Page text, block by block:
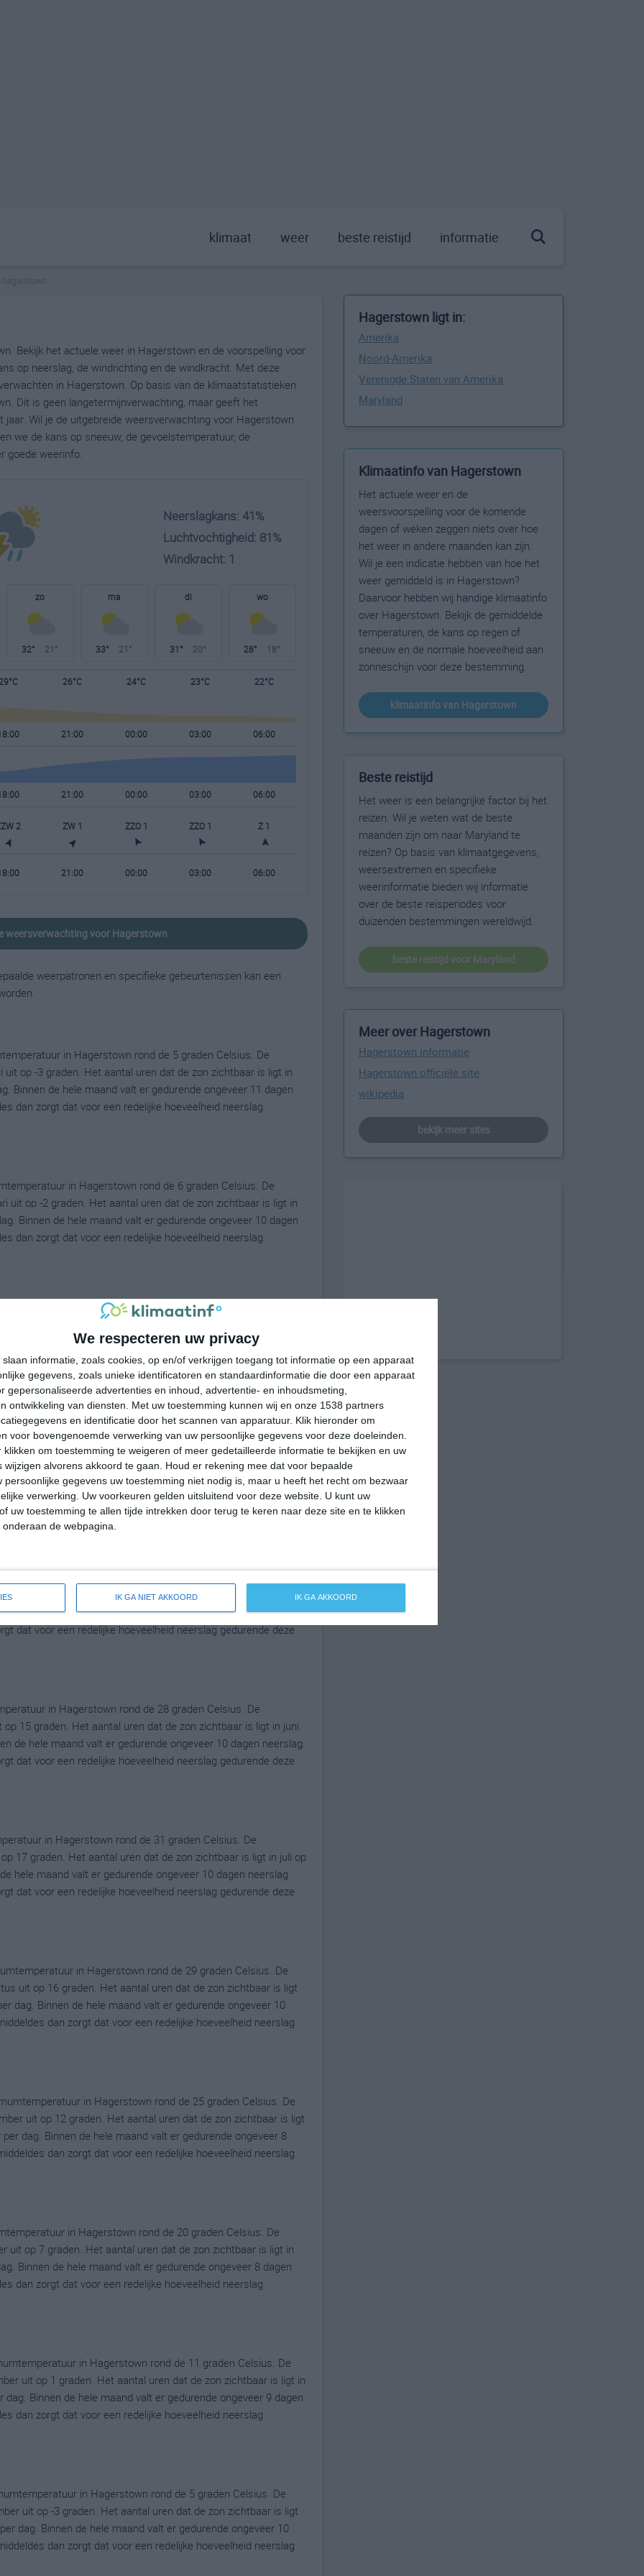
We respecteren uw privacy
slaan informatie, zoals cookies, op en/of verkrijgen toegang tot informatie op een apparaat
gegevens, zoals unieke identificatoren en standaardinformatie die door een apparaat
gepersonaliseerde advertenties en inhoud, advertentie- en inhoudsmeting,
ontwikkeling van diensten.
Met uw toestemming kunnen wij en onze 1538 partners
en identificatie door het scannen van apparatuur. Klik hieronder om
voor bovengenoemde verwerking van uw persoonlijke gegevens voor deze doeleinden.
klikken om toestemming te weigeren of meer gedetailleerde informatie te bekijken en uw
alvorens akkoord te gaan.
Houd er rekening mee dat voor bepaalde
persoonlijke gegevens uw toestemming niet nodig is, maar u heeft het recht om bezwaar
verwerking. Uw voorkeuren gelden uitsluitend voor deze website. U kunt uw
uw toestemming te allen tijde intrekken door terug te keren naar deze site en te klikken
de webpagina.
IK GA NIET AKKOORD IK GA AKKOORD
klimaat weer beste reistijd informatie
Bekijk het actuele weer in Hagerstown en de voorspelling voor
op neerslag, de windrichting en de windkracht. Met deze
in Hagerstown. Op basis van de klimaatstatistieken
Dit is geen langetermijnverwachting, maar geeft het
Wil je de uitgebreide weersverwachting voor Hagerstown
we de kans op sneeuw, de gevoelstemperatuur, de
goede weerinfo.
Neerslagkans: 41%
Luchtvochtigheid: 81%
Windkracht: 1
zo
32° 21°
ma
33° 21°
di
31° 20°
wo
28° 18°
29°C 26°C 24°C 23°C 22°C
21:00 00:00 03:00 06:00
21:00 00:00 03:00 06:00
2 ZW 1 ZZO 1 ZZO 1 Z 1
21:00 00:00 03:00 06:00
weersverwachting voor Hagerstown
weerpatronen en specifieke gebeurtenissen kan een
in Hagerstown rond de 5 graden Celsius. De
op -3 graden. Het aantal uren dat de zon zichtbaar is ligt in
Binnen de hele maand valt er gedurende ongeveer 11 dagen
dan zorgt dat voor een redelijke hoeveelheid neerslag
in Hagerstown rond de 6 graden Celsius. De
uit op -2 graden. Het aantal uren dat de zon zichtbaar is ligt in
Binnen de hele maand valt er gedurende ongeveer 10 dagen
dan zorgt dat voor een redelijke hoeveelheid neerslag
in Hagerstown rond de 10 graden Celsius. De
op 0 graden. Het aantal uren dat de zon zichtbaar is ligt in
de hele maand valt er gedurende ongeveer 10 dagen
dan zorgt dat voor een redelijke hoeveelheid neerslag
in Hagerstown rond de 18 graden Celsius. De
6 graden. Het aantal uren dat de zon zichtbaar is ligt in april
de hele maand valt er gedurende ongeveer 10 dagen neerslag.
dat voor een redelijke hoeveelheid neerslag gedurende deze
in Hagerstown rond de 23 graden Celsius. De
10 graden. Het aantal uren dat de zon zichtbaar is ligt in mei
de hele maand valt er gedurende ongeveer 11 dagen neerslag.
dat voor een redelijke hoeveelheid neerslag gedurende deze
in Hagerstown rond de 28 graden Celsius. De
15 graden. Het aantal uren dat de zon zichtbaar is ligt in juni
de hele maand valt er gedurende ongeveer 10 dagen neerslag.
dat voor een redelijke hoeveelheid neerslag gedurende deze
in Hagerstown rond de 31 graden Celsius. De
17 graden. Het aantal uren dat de zon zichtbaar is ligt in juli op
hele maand valt er gedurende ongeveer 10 dagen neerslag.
dat voor een redelijke hoeveelheid neerslag gedurende deze
in Hagerstown rond de 29 graden Celsius. De
uit op 16 graden. Het aantal uren dat de zon zichtbaar is ligt
dag. Binnen de hele maand valt er gedurende ongeveer 10
dan zorgt dat voor een redelijke hoeveelheid neerslag
in Hagerstown rond de 25 graden Celsius. De
uit op 12 graden. Het aantal uren dat de zon zichtbaar is ligt
dag. Binnen de hele maand valt er gedurende ongeveer 8
dan zorgt dat voor een redelijke hoeveelheid neerslag
in Hagerstown rond de 20 graden Celsius. De
uit op 7 graden. Het aantal uren dat de zon zichtbaar is ligt in
Binnen de hele maand valt er gedurende ongeveer 8 dagen
dan zorgt dat voor een redelijke hoeveelheid neerslag
in Hagerstown rond de 11 graden Celsius. De
uit op 1 graden. Het aantal uren dat de zon zichtbaar is ligt in
Binnen de hele maand valt er gedurende ongeveer 9 dagen
dan zorgt dat voor een redelijke hoeveelheid neerslag
in Hagerstown rond de 5 graden Celsius. De
uit op -3 graden. Het aantal uren dat de zon zichtbaar is ligt
dag. Binnen de hele maand valt er gedurende ongeveer 10
dan zorgt dat voor een redelijke hoeveelheid neerslag
Hagerstown ligt in:
Amerika
Noord-Amerika
Verenigde Staten van Amerika
Maryland
Klimaatinfo van Hagerstown
Het actuele weer en de
weersvoorspelling voor de komende
dagen of weken zeggen niets over hoe
het weer in andere maanden kan zijn.
Wil je een indicatie hebben van hoe het
weer gemiddeld is in Hagerstown?
Daarvoor hebben wij handige klimaatinfo
over Hagerstown. Bekijk de gemiddelde
temperaturen, de kans op regen of
sneeuw en de normale hoeveelheid aan
zonneschijn voor deze bestemming.
klimaatinfo van Hagerstown
Beste reistijd
Het weer is een belangrijke factor bij het
reizen. Wil je weten wat de beste
maanden zijn om naar Maryland te
reizen? Op basis van klimaatgegevens,
weersextremen en specifieke
weerinformatie bieden wij informatie
over de beste reisperiodes voor
duizenden bestemmingen wereldwijd.
beste reistijd voor Maryland
Meer over Hagerstown
Hagerstown informatie
Hagerstown officiële site
wikipedia
bekijk meer sites